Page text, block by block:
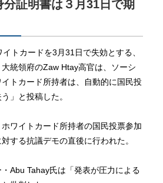
証明書は３月31日で期
トカードを3月31日で失効とする、
統領府のZaw Htay高官は、ソーシ
トカード所持者は、自動的に国民投
」と投稿した。
ワイトカード所持者の国民投票参加
する抗議デモの直後に行われた。
Abu Tahay氏は「発表が圧力による